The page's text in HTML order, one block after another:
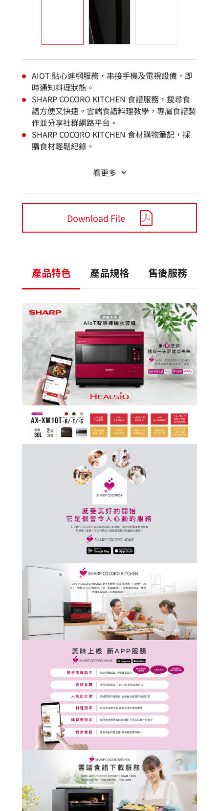
AIOT 貼心連網服務，串接手機及電視設備，即
時通知料理狀態。
SHARP COCORO KITCHEN 食譜服務，搜尋食
譜方便又快速。雲端食譜料理教學，專屬食譜製
作並分享社群網路平台。
SHARP COCORO KITCHEN 食材購物筆記，採
購食材輕鬆紀錄。
看更多
Download File
產品特色 產品規格 售後服務